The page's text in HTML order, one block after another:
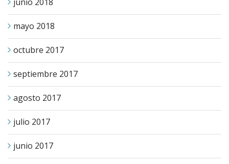
mayo 2018
octubre 2017
septiembre 2017
agosto 2017
julio 2017
junio 2017